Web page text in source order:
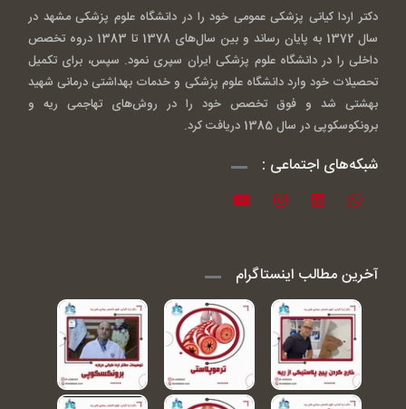
دکتر اردا کیانی پزشکی عمومی خود را در دانشگاه علوم پزشکی مشهد در
سال 1372 به پایان رساند و بین سال‌های 1378 تا 1383 دروه تخصص
داخلی را در دانشگاه علوم پزشکی ایران سپری نمود. سپس، برای تکمیل
تحصیلات خود وارد دانشگاه علوم پزشکی و خدمات بهداشتی درمانی شهید
بهشتی شد و فوق تخصص خود را در روش‌های تهاجمی ریه و
برونکوسکوپی در سال 1385 دریافت کرد.
شبکه‌های اجتماعی :
آخرین مطالب اینستاگرام